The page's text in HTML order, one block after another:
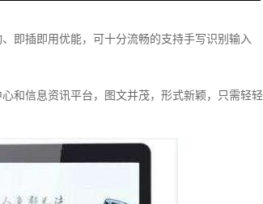
即插即用优能，可十分流畅的支持手写识别输入
和信息资讯平台，图文并茂，形式新颖，只需轻